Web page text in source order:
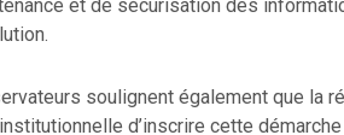
et de sécurisation des
soulignent également que la
d’inscrire cette